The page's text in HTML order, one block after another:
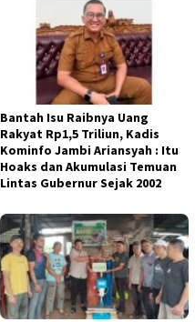
Bantah Isu Raibnya Uang
Rakyat Rp1,5 Triliun, Kadis
Kominfo Jambi Ariansyah : Itu
Hoaks dan Akumulasi Temuan
Lintas Gubernur Sejak 2002